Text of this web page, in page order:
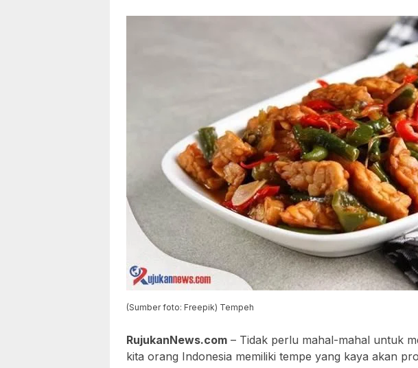
(Sumber foto: Freepik) Tempeh
RujukanNews.com – Tidak perlu mahal-mahal untuk
kita orang Indonesia memiliki tempe yang kaya akan